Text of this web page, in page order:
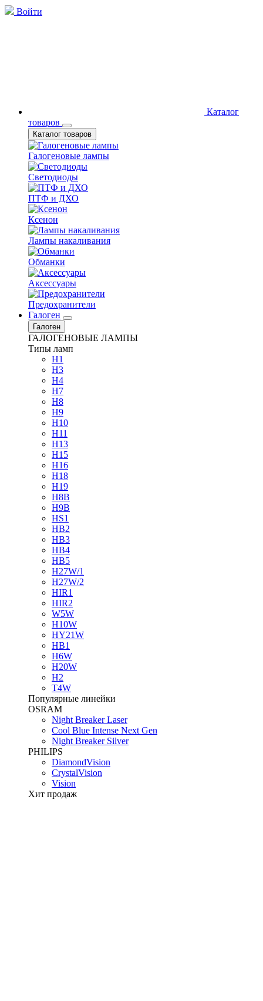
Войти
Каталог
товаров
Каталог товаров
Галогеновые лампы
Светодиоды
ПТФ и ДХО
Ксенон
Лампы накаливания
Обманки
Аксессуары
Предохранители
Галоген
Галоген
ГАЛОГЕНОВЫЕ ЛАМПЫ
Типы ламп
H1
H3
H4
H7
H8
H9
H10
H11
H13
H15
H16
H18
H19
H8B
H9B
HS1
HB2
HB3
HB4
HB5
H27W/1
H27W/2
HIR1
HIR2
W5W
H10W
HY21W
HB1
H6W
H20W
H2
T4W
Популярные линейки
OSRAM
Night Breaker Laser
Cool Blue Intense Next Gen
Night Breaker Silver
PHILIPS
DiamondVision
CrystalVision
Vision
Хит продаж